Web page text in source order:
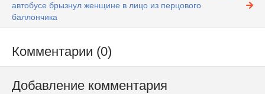
автобусе брызнул женщине в лицо из перцового
баллончика
Комментарии (0)
Добавление комментария